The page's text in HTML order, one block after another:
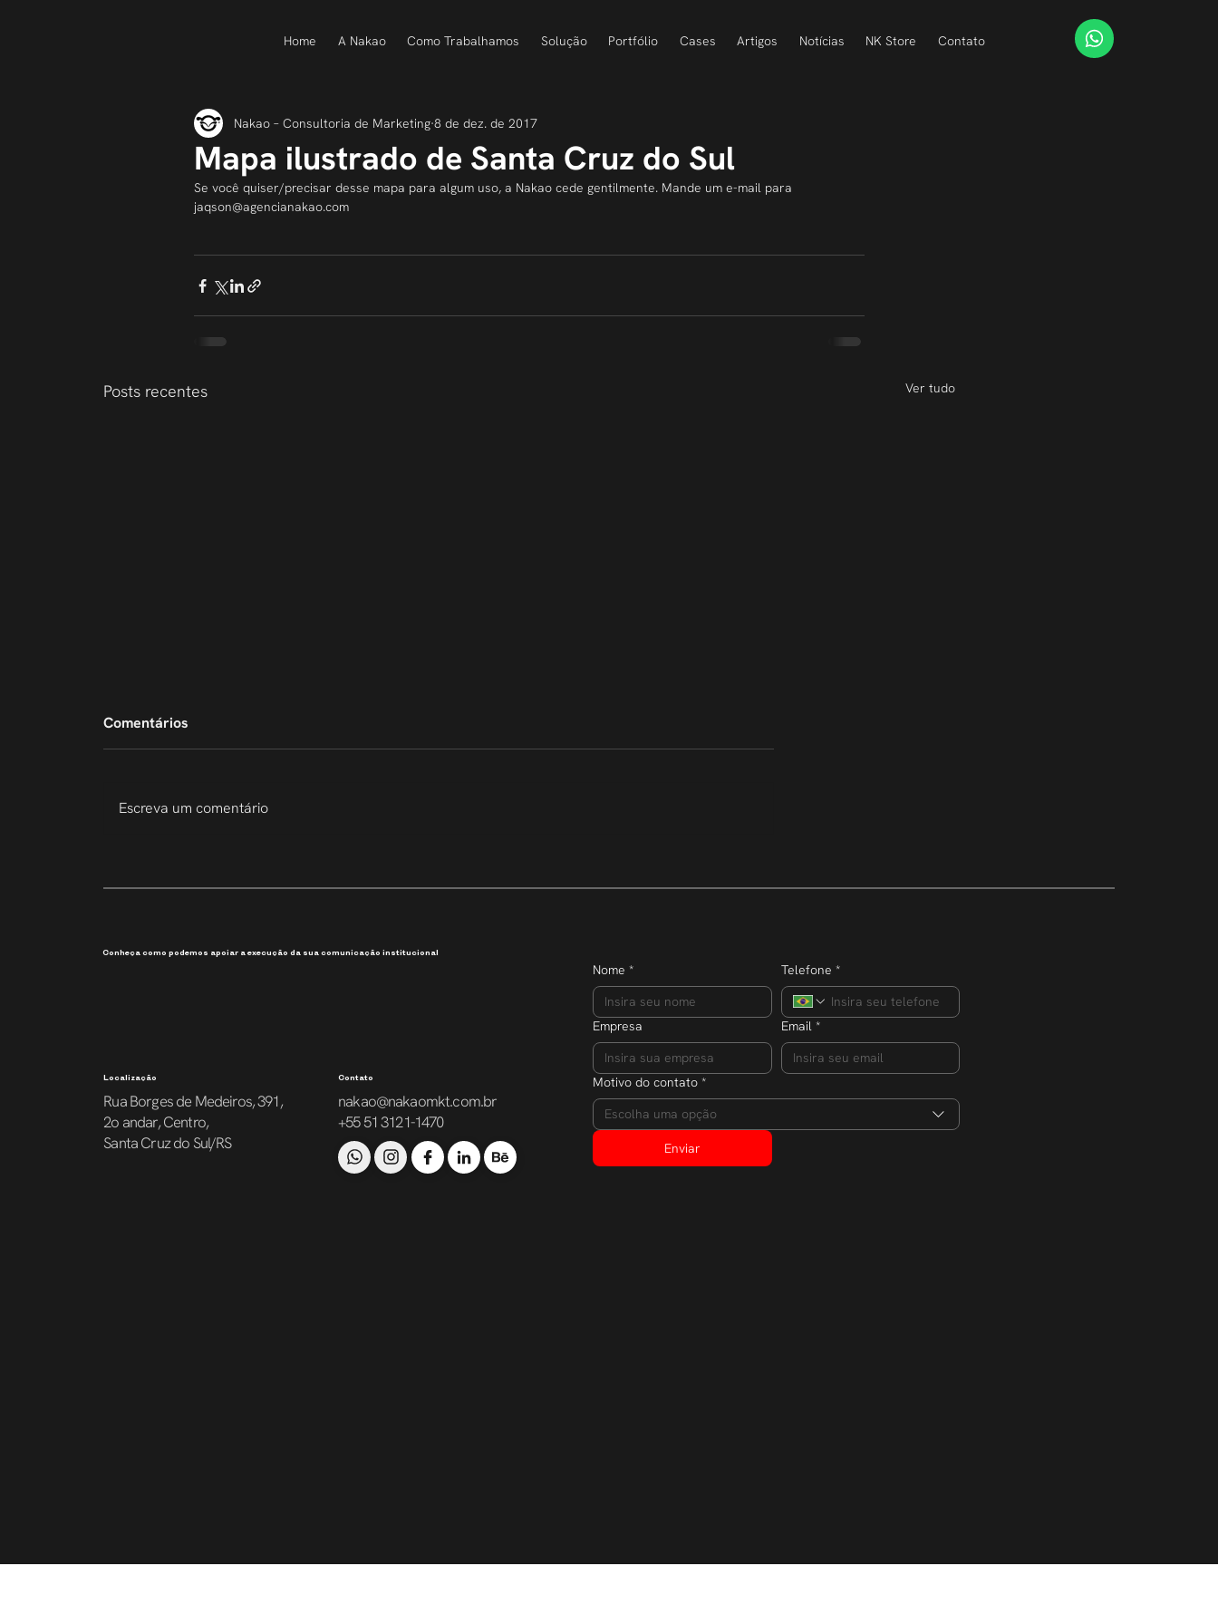
Home A Nakao Como Trabalhamos Solução Portfólio Cases Artigos Notícias NK Store Contato
Mapa ilustrado de Santa Cruz do Sul
Nakao – Consultoria de Marketing 8 de dez. de 2017
Se você quiser/precisar desse mapa para algum uso, a Nakao cede gentilmente. Mande um e-mail para
jaqson@agencianakao.com
Posts recentes Ver tudo
dobra o número de
Comentários
Escreva um comentário
Conheça como podemos apoiar a execução da sua comunicação institucional
Localização
Rua Borges de Medeiros, 391,
2o andar, Centro,
Santa Cruz do Sul/RS
Contato
nakao@nakaomkt.com.br
+55 51 3121-1470
Nome * Telefone *
Empresa Email *
Motivo do contato *
Escolha uma opção
Enviar